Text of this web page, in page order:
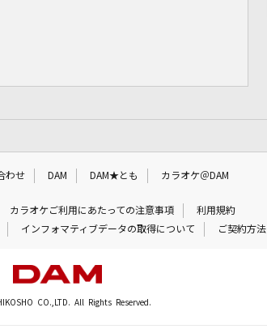
わせ DAM DAM★とも カラオケ＠DAM
カラオケご利用にあたっての注意事項
利用規約
インフォマティブデータの取得について ご契約方法
CO.,LTD. All Rights Reserved.